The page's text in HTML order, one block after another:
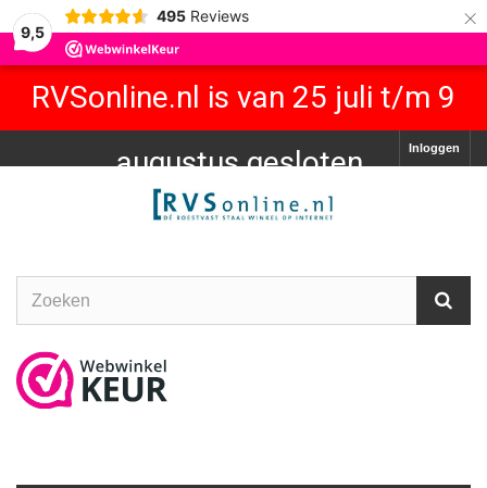
9,5
495 Reviews ×
RVSonline.nl is van 25 juli t/m 9
augustus gesloten.
Inloggen